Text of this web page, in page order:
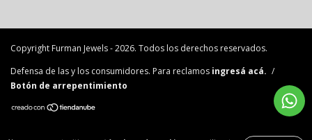
Copyright Furman Jewels - 2026. Todos los derechos reservados.
Defensa de las y los consumidores. Para reclamos ingresá acá. /
Botón de arrepentimiento